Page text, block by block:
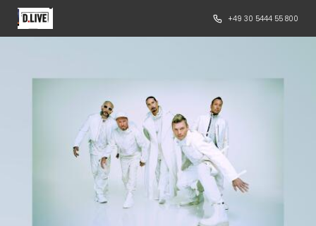
+49 30 5444 55 800